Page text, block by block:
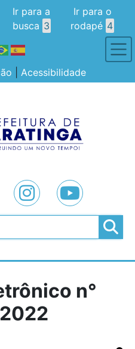
Ir para a
busca 3
Ir para o
rodapé 4
Acessibilidade
n°